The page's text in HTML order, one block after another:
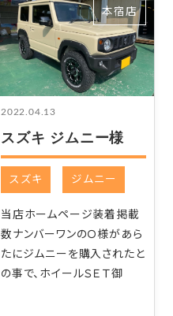
2022.04.13
スズキ ジムニー様
本宿店
スズキ ジムニー
当店ホームページ装着掲載
数ナンバーワンのＯ様があら
たにジムニーを購入されたと
の事で、ホイールＳＥＴ御